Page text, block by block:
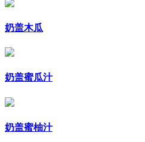
奶盖木瓜
奶盖蜜瓜汁
奶盖蜜柚汁